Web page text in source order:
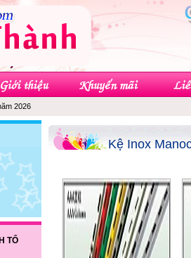
2026
TỔ
Kệ Inox